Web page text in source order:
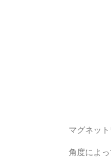
マグネッ
角度によ